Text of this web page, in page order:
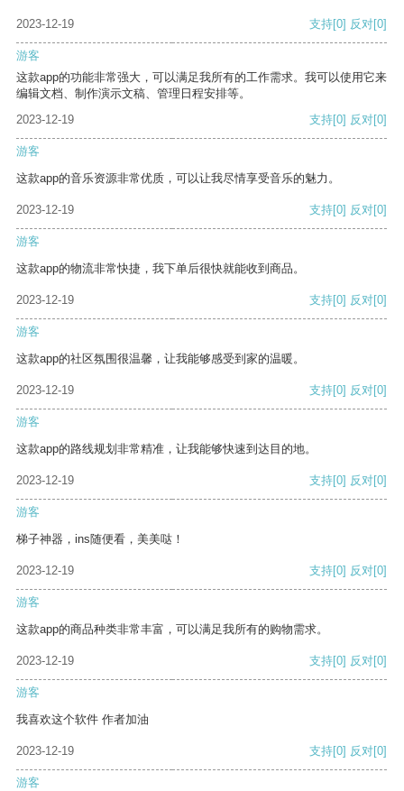
2023-12-19 支持[0] 反对[0]
游客
这款app的功能非常强大，可以满足我所有的工作需求。我可以使用它来
编辑文档、制作演示文稿、管理日程安排等。
2023-12-19
支持[0] 反对[0]
游客
这款app的音乐资源非常优质，可以让我尽情享受音乐的魅力。
2023-12-19 支持[0] 反对[0]
游客
这款app的物流非常快捷，我下单后很快就能收到商品。
2023-12-19 支持[0] 反对[0]
游客
这款app的社区氛围很温馨，让我能够感受到家的温暖。
2023-12-19 支持[0] 反对[0]
游客
这款app的路线规划非常精准，让我能够快速到达目的地。
2023-12-19 支持[0] 反对[0]
游客
梯子神器，ins随便看，美美哒！
2023-12-19 支持[0] 反对[0]
游客
这款app的商品种类非常丰富，可以满足我所有的购物需求。
2023-12-19 支持[0] 反对[0]
游客
我喜欢这个软件 作者加油
2023-12-19 支持[0] 反对[0]
游客